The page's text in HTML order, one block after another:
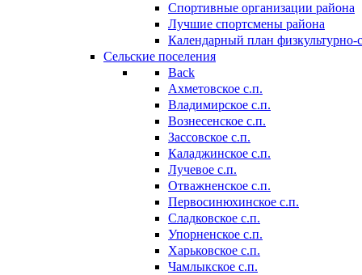
Спортивные организации района
Лучшие спортсмены района
Календарный план
Сельские поселения
Back
Ахметовское с.п.
Владимирское с.п.
Вознесенское с.п.
Зассовское с.п.
Каладжинское с.п.
Лучевое с.п.
Отважненское с.п.
Первосинюхинское с.п.
Сладковское с.п.
Упорненское с.п.
Харьковское с.п.
Чамлыкское с.п.